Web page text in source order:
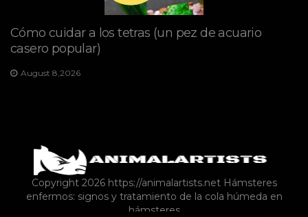
Cómo cuidar a los tetras (un pez de acuario
casero popular)
August 8,2026
Copyright 2026 https://animalartists.net Hámsteres
enfermos: signos y tratamiento de la cola húmeda en
hámsteres